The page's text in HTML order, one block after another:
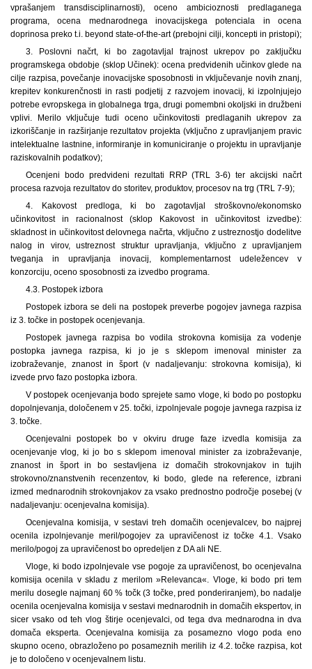
vprašanjem transdisciplinarnosti), oceno ambicioznosti predlaganega
programa, ocena mednarodnega inovacijskega potenciala in ocena
doprinosa preko t.i. beyond state-of-the-art (prebojni cilji, koncepti in pristopi);
3. Poslovni načrt, ki bo zagotavljal trajnost ukrepov po zaključku
programskega obdobje (sklop Učinek): ocena predvidenih učinkov glede na
cilje razpisa, povečanje inovacijske sposobnosti in vključevanje novih znanj,
krepitev konkurenčnosti in rasti podjetij z razvojem inovacij, ki izpolnjujejo
potrebe evropskega in globalnega trga, drugi pomembni okoljski in družbeni
vplivi. Merilo vključuje tudi oceno učinkovitosti predlaganih ukrepov za
izkoriščanje in razširjanje rezultatov projekta (vključno z upravljanjem pravic
intelektualne lastnine, informiranje in komuniciranje o projektu in upravljanje
raziskovalnih podatkov);
Ocenjeni bodo predvideni rezultati RRP (TRL 3-6) ter akcijski načrt
procesa razvoja rezultatov do storitev, produktov, procesov na trg (TRL 7-9);
4. Kakovost predloga, ki bo zagotavljal stroškovno/ekonomsko
učinkovitost in racionalnost (sklop Kakovost in učinkovitost izvedbe):
skladnost in učinkovitost delovnega načrta, vključno z ustreznostjo dodelitve
nalog in virov, ustreznost struktur upravljanja, vključno z upravljanjem
tveganja in upravljanja inovacij, komplementarnost udeležencev v
konzorciju, oceno sposobnosti za izvedbo programa.
4.3. Postopek izbora
Postopek izbora se deli na postopek preverbe pogojev javnega razpisa
iz 3. točke in postopek ocenjevanja.
Postopek javnega razpisa bo vodila strokovna komisija za vodenje
postopka javnega razpisa, ki jo je s sklepom imenoval minister za
izobraževanje, znanost in šport (v nadaljevanju: strokovna komisija), ki
izvede prvo fazo postopka izbora.
V postopek ocenjevanja bodo sprejete samo vloge, ki bodo po postopku
dopolnjevanja, določenem v 25. točki, izpolnjevale pogoje javnega razpisa iz
3. točke.
Ocenjevalni postopek bo v okviru druge faze izvedla komisija za
ocenjevanje vlog, ki jo bo s sklepom imenoval minister za izobraževanje,
znanost in šport in bo sestavljena iz domačih strokovnjakov in tujih
strokovno/znanstvenih recenzentov, ki bodo, glede na reference, izbrani
izmed mednarodnih strokovnjakov za vsako prednostno področje posebej (v
nadaljevanju: ocenjevalna komisija).
Ocenjevalna komisija, v sestavi treh domačih ocenjevalcev, bo najprej
ocenila izpolnjevanje meril/pogojev za upravičenost iz točke 4.1. Vsako
merilo/pogoj za upravičenost bo opredeljen z DA ali NE.
Vloge, ki bodo izpolnjevale vse pogoje za upravičenost, bo ocenjevalna
komisija ocenila v skladu z merilom »Relevanca«. Vloge, ki bodo pri tem
merilu dosegle najmanj 60 % točk (3 točke, pred ponderiranjem), bo nadalje
ocenila ocenjevalna komisija v sestavi mednarodnih in domačih ekspertov, in
sicer vsako od teh vlog štirje ocenjevalci, od tega dva mednarodna in dva
domača eksperta. Ocenjevalna komisija za posamezno vlogo poda eno
skupno oceno, obrazloženo po posameznih merilih iz 4.2. točke razpisa, kot
je to določeno v ocenjevalnem listu.